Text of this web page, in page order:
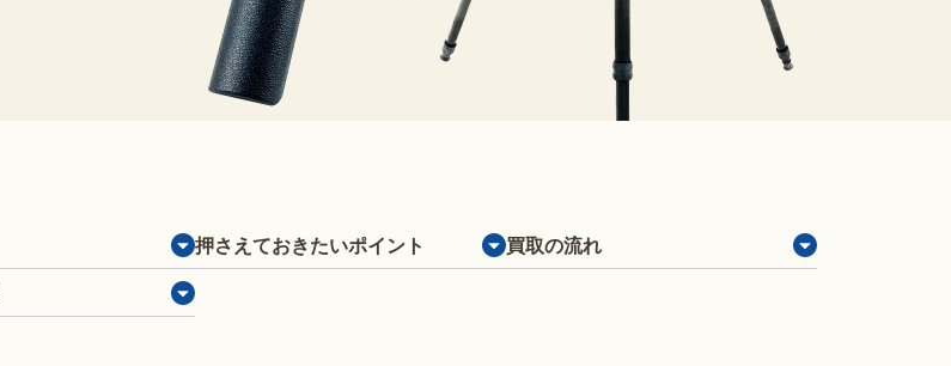
押さえておきたいポイント
買取の流れ